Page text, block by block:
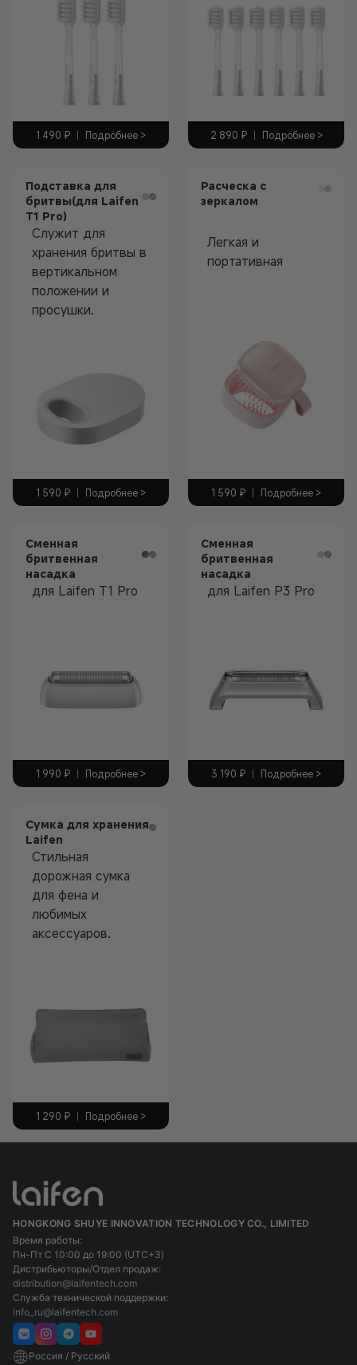
1 490 ₽ | Подробнее > 2 890 ₽ | Подробнее >
Подставка для
бритвы(для Laifen
T1 Pro)
Служит для
хранения бритвы в
вертикальном
положении и
просушки.
1 590 ₽ | Подробнее >
Расческа с
зеркалом
Легкая и
портативная
1 590 ₽ | Подробнее >
Сменная
бритвенная
насадка
для Laifen T1 Pro
1 990 ₽ | Подробнее >
Сменная
бритвенная
насадка
для Laifen P3 Pro
3 190 ₽ | Подробнее >
Сумка для хранения
Laifen
Стильная
дорожная сумка
для фена и
любимых
аксессуаров.
1 290 ₽ | Подробнее >
HONGKONG SHUYE INNOVATION TECHNOLOGY CO., LIMITED
Время работы:
Пн-Пт С 10:00 до 19:00 (UTC+3)
Дистрибьюторы/Отдел продаж:
distribution@laifentech.com
Служба технической поддержки:
info_ru@laifentech.com
Россия / Русский